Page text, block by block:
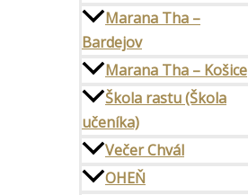
Marana Tha –
Bardejov
Marana Tha – Košice
Škola rastu (Škola
učeníka)
Večer Chvál
OHEŇ